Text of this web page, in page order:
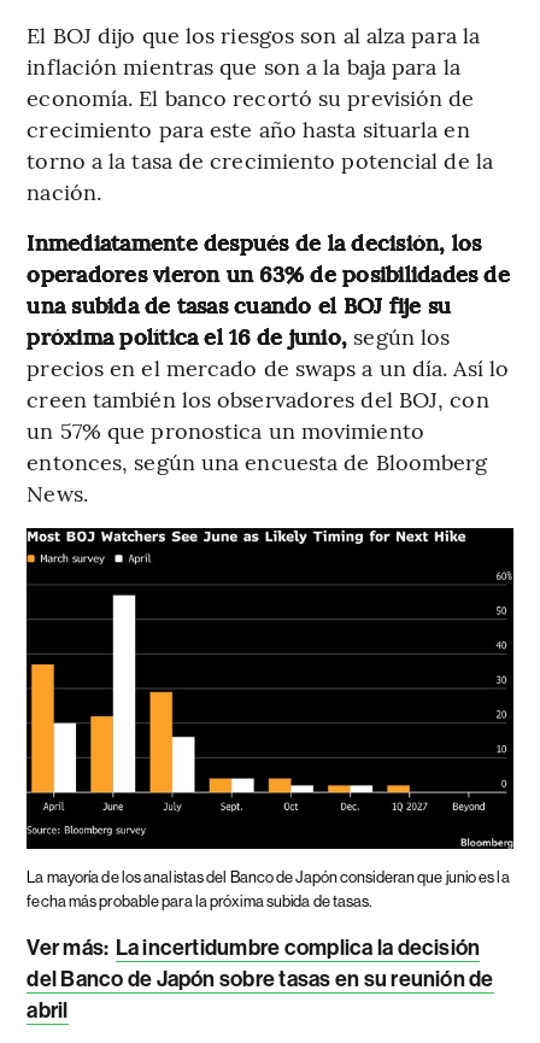
El BOJ dijo que los riesgos son al alza para la
inflación mientras que son a la baja para la
economía. El banco recortó su previsión de
crecimiento para este año hasta situarla en
torno a la tasa de crecimiento potencial de la
nación.
Inmediatamente después de la decisión, los
operadores vieron un 63% de posibilidades de
una subida de tasas cuando el BOJ fije su
próxima política el 16 de junio, según los
precios en el mercado de swaps a un día. Así lo
creen también los observadores del BOJ, con
un 57% que pronostica un movimiento
entonces, según una encuesta de Bloomberg
News.
La mayoría de los analistas del Banco de Japón consideran que junio es la
fecha más probable para la próxima subida de tasas.
Ver más: La incertidumbre complica la decisión
del Banco de Japón sobre tasas en su reunión de
abril